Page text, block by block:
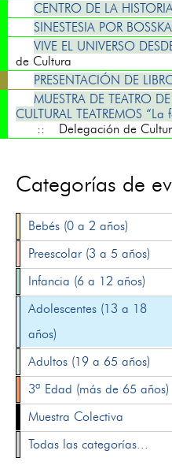
CENTRO DE LA
SINESTESIA POR BOSSKA
VIVE EL UNIVERSO
de Cultura
PRESENTACIÓN DE
MUESTRA DE TEATRO
CULTURAL TEATREMOS
:: Delegación de
Categorías de
Bebés (0 a 2 años)
Preescolar (3 a 5 años)
Infancia (6 a 12 años)
Adolescentes (13 a 18
años)
Adultos (19 a 65 años)
3ª Edad (más de 65 años)
Muestra Colectiva
Todas las categorías...